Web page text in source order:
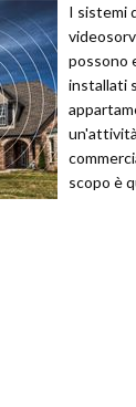
I sistemi
possono
installati
un'attività
scopo è